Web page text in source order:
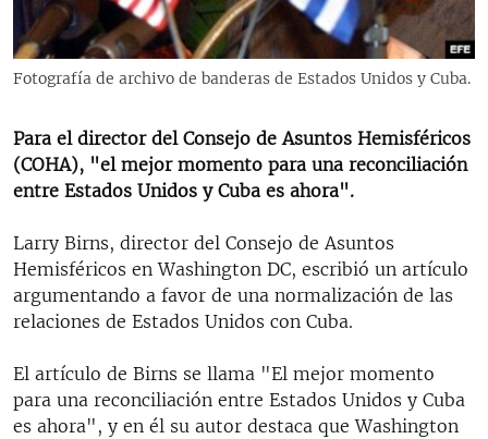
RADIO MARTÍ
ESPECIALES
LA REALIDAD DE LA VIVIENDA EN CUBA
SER VIEJO EN CUBA
LOS SANTOS DE HIALEAH
DESINFORMACIÓN RUSA EN AMÉRICA LATINA
LA INVASIÓN DE RUSIA A UCRANIA
EDITORIALES
SÍGUENOS
Fotografía de archivo de banderas de Estados Unidos y Cuba.
Para el director del Consejo de Asuntos Hemisféricos
(COHA), "el mejor momento para una reconciliación
entre Estados Unidos y Cuba es ahora".
Larry Birns, director del Consejo de Asuntos
Hemisféricos en Washington DC, escribió un artículo
argumentando a favor de una normalización de las
relaciones de Estados Unidos con Cuba.
El artículo de Birns se llama "El mejor momento
para una reconciliación entre Estados Unidos y Cuba
es ahora", y en él su autor destaca que Washington